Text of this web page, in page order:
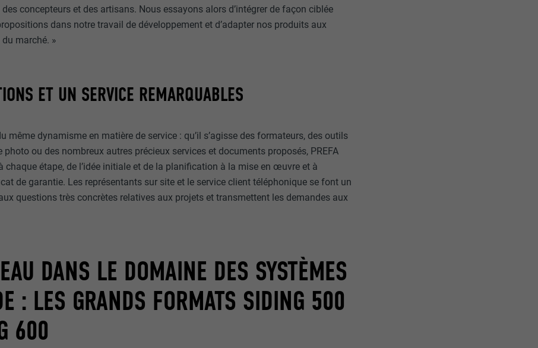
concepteurs et des artisans. Nous essayons alors d’intégrer de façon ciblée
dans notre travail de développement et d’adapter nos produits aux
marché. »
ET UN SERVICE REMARQUABLES
même dynamisme en matière de service : qu’il s’agisse des formateurs, des outils
photo ou des nombreux autres précieux services et documents proposés, PREFA
chaque étape, de l’idée initiale et de la planification à la mise en œuvre et à
de garantie. Les représentants sur site et le service client téléphonique se font un
questions très concrètes relatives aux projets et transmettent les demandes aux
DANS LE DOMAINE DES SYSTÈMES
: LES GRANDS FORMATS SIDING 500
600